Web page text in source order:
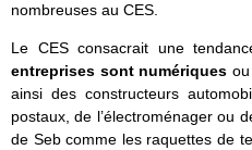
nombreuses au CES.
Le CES consacrait une
entreprises sont numériques
ainsi des constructeurs
postaux, de l’électroménager ou
de Seb comme les raquettes de